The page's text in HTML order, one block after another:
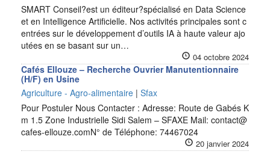
SMART Conseil?est un éditeur?spécialisé en Data Science
et en Intelligence Artificielle. Nos activités principales sont c
entrées sur le développement d’outils IA à haute valeur ajo
utées en se basant sur un…
04 octobre 2024
Cafés Ellouze – Recherche Ouvrier Manutentionnaire
(H/F) en Usine
Agriculture - Agro-alimentaire | Sfax
Pour Postuler Nous Contacter : Adresse: Route de Gabés K
m 1.5 Zone Industrielle Sidi Salem – SFAXE Mail: contact@
cafes-ellouze.comN° de Téléphone: 74467024
20 janvier 2024